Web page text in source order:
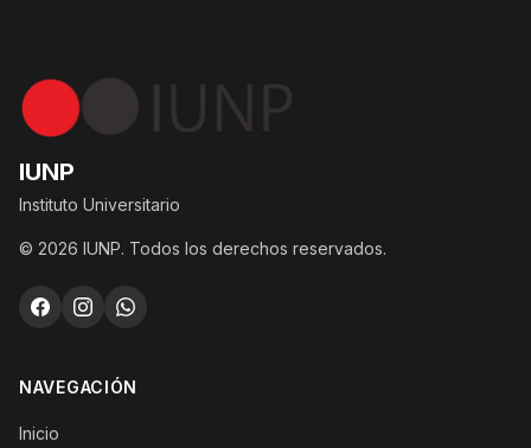
IUNP
Instituto Universitario
© 2026 IUNP. Todos los derechos reservados.
NAVEGACIÓN
Inicio